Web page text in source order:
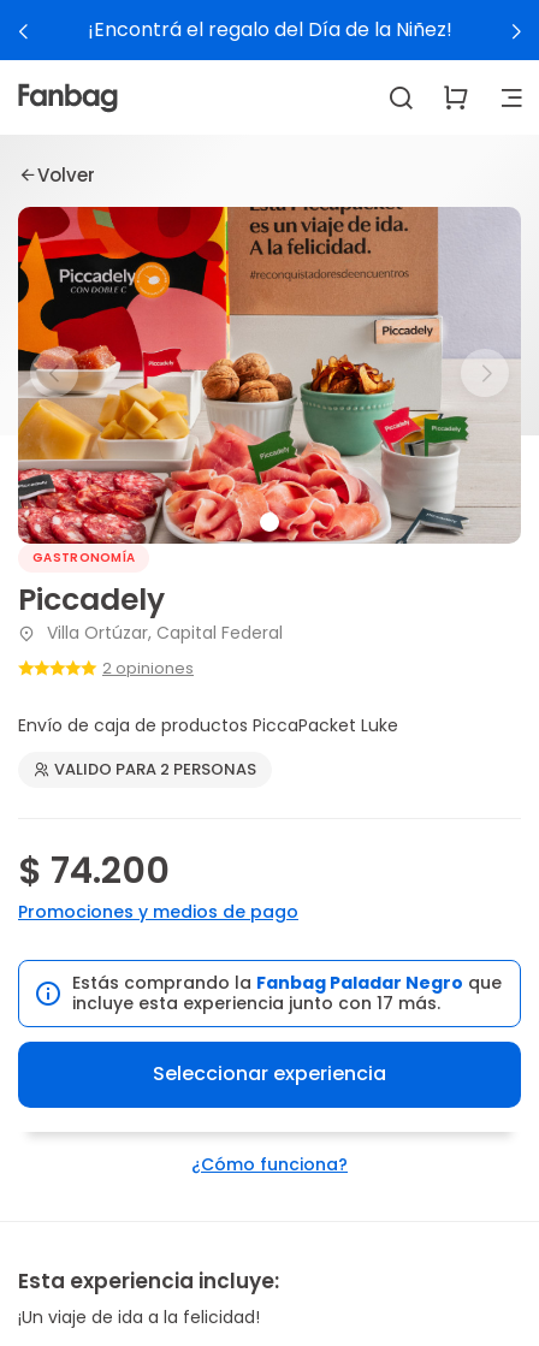
¡Encontrá el regalo del Día de la Niñez!
Volver
GASTRONOMÍA
Piccadely
Villa Ortúzar, Capital Federal
2 opiniones
Envío de caja de productos PiccaPacket Luke
VALIDO PARA 2 PERSONAS
$ 74.200
Promociones y medios de pago
Estás comprando la Fanbag Paladar Negro que
incluye esta experiencia junto con 17 más.
Seleccionar experiencia
¿Cómo funciona?
Esta experiencia incluye:
¡Un viaje de ida a la felicidad!